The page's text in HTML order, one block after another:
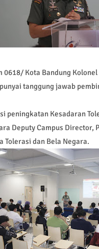
0618/ Kota Bandung
tanggung jawab
peningkatan Kesadaran
Deputy Campus Director,
Tolerasi dan Bela Negara.